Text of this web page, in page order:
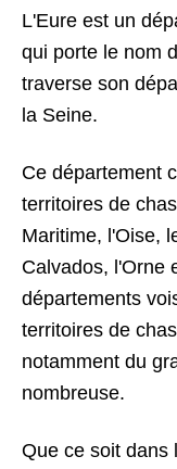
L'Eure est un
qui porte le nom
traverse son
la Seine.
Ce département
territoires de
Maritime, l'Oise,
Calvados, l'Orne
départements
territoires de
notamment du
nombreuse.
Que ce soit dans